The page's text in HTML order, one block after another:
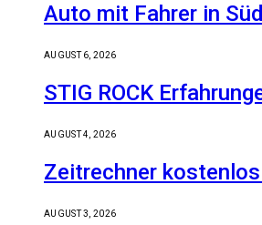
Auto mit Fahrer in
AUGUST 6, 2026
STIG ROCK
AUGUST 4, 2026
Zeitrechner
AUGUST 3, 2026